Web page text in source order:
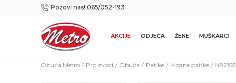
Pozovi nas! 065/052-193
Preuzmi NOVU Metro mobilnu aplikaciju!
AKCIJE ODJEĆA ŽENE MUŠKARCI
Obuća Metro Proizvodi Obuća Patike Modne patike N82165